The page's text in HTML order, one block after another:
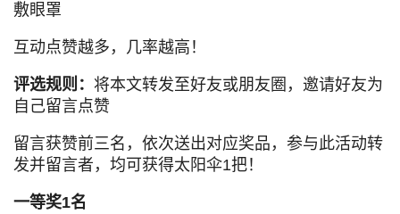
敷眼罩
互动点赞越多，几率越高！
评选规则： 将本文转发至好友或朋友圈，邀请好友为
自己留言点赞
留言获赞前三名，依次送出对应奖品，参与此活动转
发并留言者，均可获得太阳伞1把！
一等奖1名